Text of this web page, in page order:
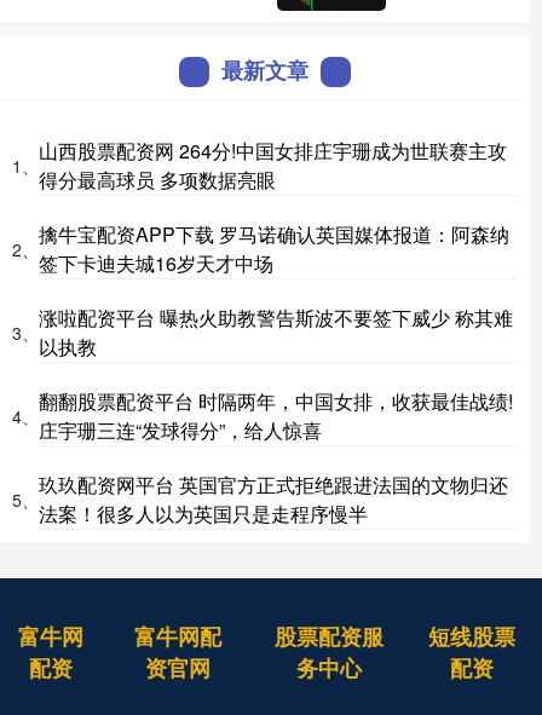
最新文章
1、
山西股票配资网 264分!中国女排庄宇珊成为世联赛主攻
得分最高球员 多项数据亮眼
2、
擒牛宝配资APP下载 罗马诺确认英国媒体报道：阿森纳
签下卡迪夫城16岁天才中场
3、
涨啦配资平台 曝热火助教警告斯波不要签下威少 称其难
以执教
4、
翻翻股票配资平台 时隔两年，中国女排，收获最佳战绩!
庄宇珊三连“发球得分”，给人惊喜
5、
玖玖配资网平台 英国官方正式拒绝跟进法国的文物归还
法案！很多人以为英国只是走程序慢半
富牛网
配资
富牛网配
资官网
股票配资服
务中心
短线股票
配资